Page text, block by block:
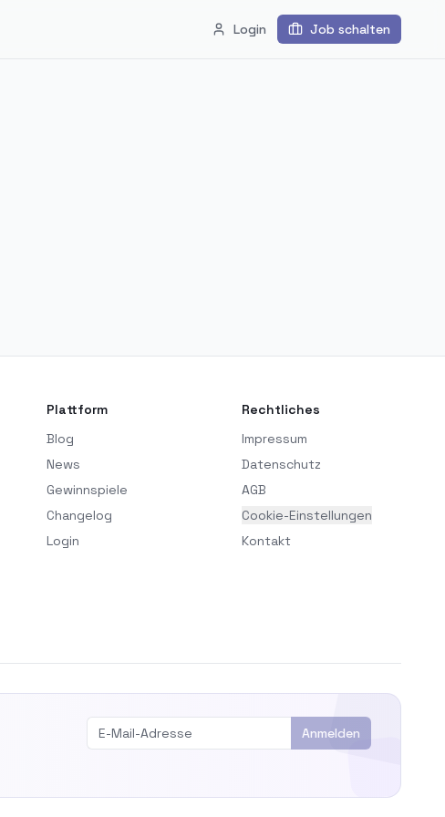
Login Job schalten
Plattform
Blog
News
Gewinnspiele
Changelog
Login
Rechtliches
Impressum
Datenschutz
AGB
Cookie-Einstellungen
Kontakt
Anmelden